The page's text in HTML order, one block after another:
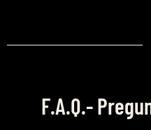
F.A.Q.-